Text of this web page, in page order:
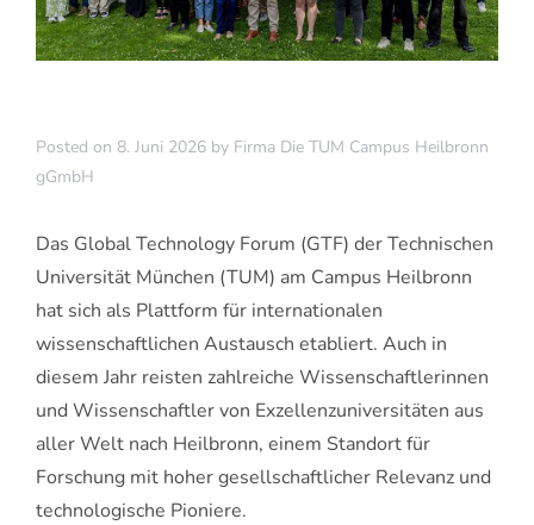
Posted on 8. Juni 2026 by Firma Die TUM Campus Heilbronn
gGmbH
Das Global Technology Forum (GTF) der Technischen
Universität München (TUM) am Campus Heilbronn
hat sich als Plattform für internationalen
wissenschaftlichen Austausch etabliert. Auch in
diesem Jahr reisten zahlreiche Wissenschaftlerinnen
und Wissenschaftler von Exzellenzuniversitäten aus
aller Welt nach Heilbronn, einem Standort für
Forschung mit hoher gesellschaftlicher Relevanz und
technologische Pioniere.